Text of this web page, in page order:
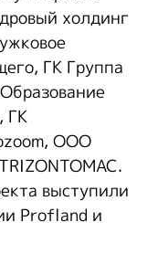
холдинг
ГК Группа
ГК
ООО
выступили
Profland и